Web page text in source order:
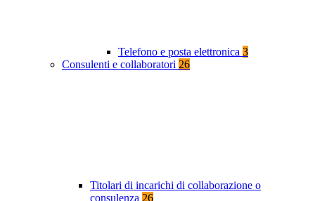
Telefono e posta elettronica 3
Consulenti e collaboratori 26
Titolari di incarichi di collaborazione o
consulenza 26